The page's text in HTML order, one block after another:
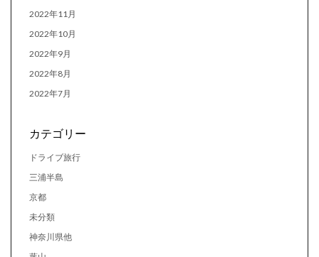
2022年11月
2022年10月
2022年9月
2022年8月
2022年7月
カテゴリー
ドライブ旅行
三浦半島
京都
未分類
神奈川県他